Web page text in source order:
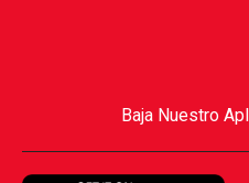
Baja Nuestro